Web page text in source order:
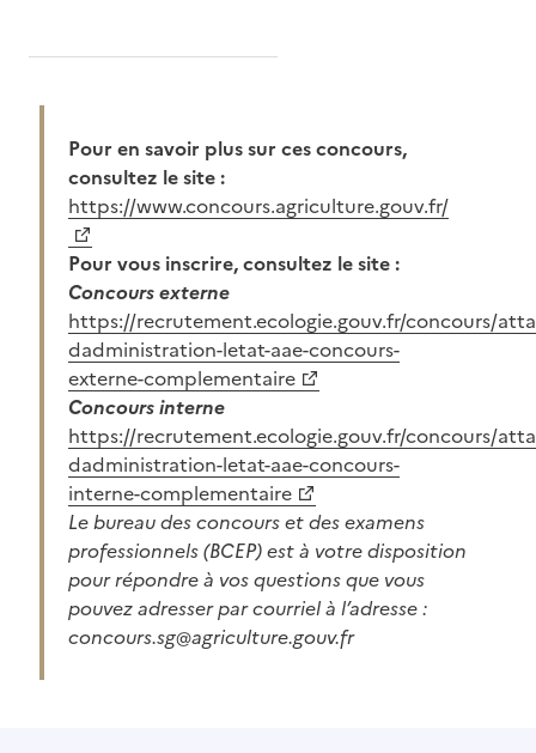
Pour en savoir plus sur ces concours,
consultez le site :
https://www.concours.agriculture.gouv.fr/
Pour vous inscrire, consultez le site :
Concours externe
https://recrutement.ecologie.gouv.fr/concours/
dadministration-letat-aae-concours-
externe-complementaire
Concours interne
https://recrutement.ecologie.gouv.fr/concours/
dadministration-letat-aae-concours-
interne-complementaire
Le bureau des concours et des examens
professionnels (BCEP) est à votre disposition
pour répondre à vos questions que vous
pouvez adresser par courriel à l’adresse :
concours.sg@agriculture.gouv.fr